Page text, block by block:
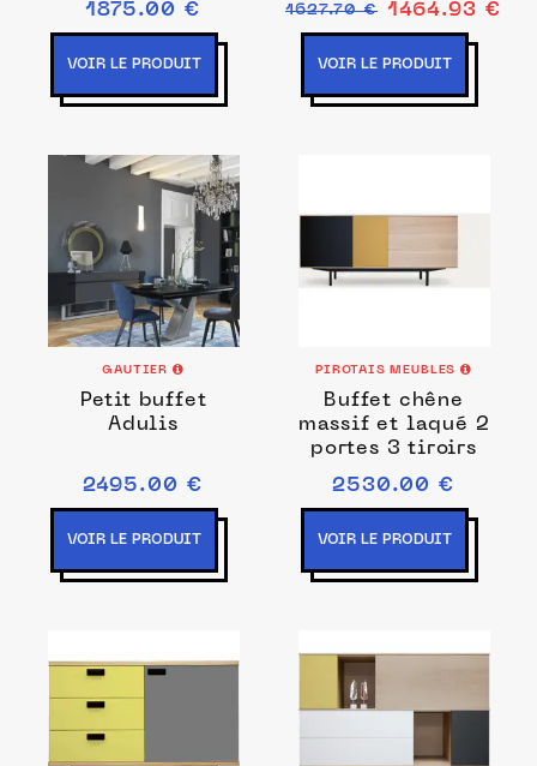
1875.00 €
VOIR LE PRODUIT
1627.70 € 1464.93 €
VOIR LE PRODUIT
GAUTIER
Petit buffet
Adulis
2495.00 €
VOIR LE PRODUIT
PIROTAIS MEUBLES
Buffet chêne
massif et laqué 2
portes 3 tiroirs
2530.00 €
VOIR LE PRODUIT